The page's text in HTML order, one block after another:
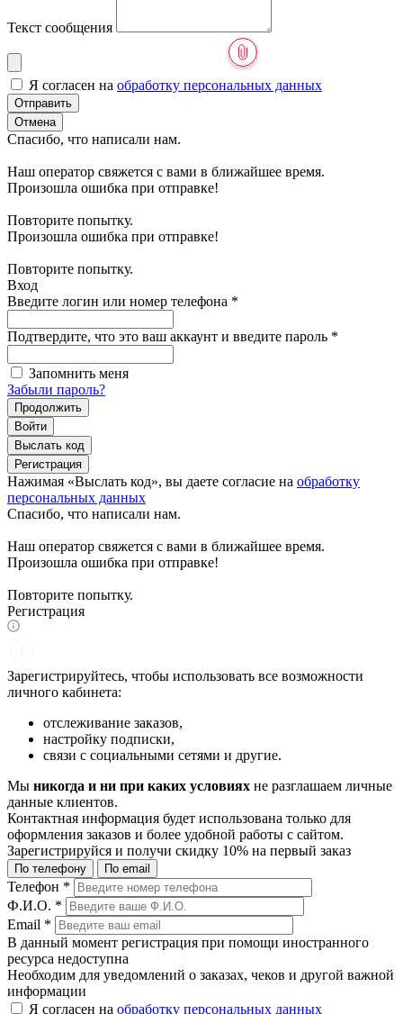
Текст сообщения
Я согласен на обработку персональных данных
Отправить
Отмена
Спасибо, что написали нам.
Наш оператор свяжется с вами в ближайшее время.
Произошла ошибка при отправке!
Повторите попытку.
Произошла ошибка при отправке!
Повторите попытку.
Вход
Введите логин или номер телефона *
Подтвердите, что это ваш аккаунт и введите пароль *
Запомнить меня
Забыли пароль?
Продолжить
Войти
Выслать код
Регистрация
Нажимая «Выслать код», вы даете согласие на обработку
персональных данных
Спасибо, что написали нам.
Наш оператор свяжется с вами в ближайшее время.
Произошла ошибка при отправке!
Повторите попытку.
Регистрация
Зарегистрируйтесь, чтобы использовать все возможности
личного кабинета:
отслеживание заказов,
настройку подписки,
связи с социальными сетями и другие.
Мы никогда и ни при каких условиях не разглашаем личные
данные клиентов.
Контактная информация будет использована только для
оформления заказов и более удобной работы с сайтом.
Зарегистрируйся и получи скидку 10% на первый заказ
По телефону По email
Телефон *
Ф.И.О. *
Email *
В данный момент регистрация при помощи иностранного
ресурса недоступна
Необходим для уведомлений о заказах, чеков и другой важной
информации
Я согласен на обработку персональных данных